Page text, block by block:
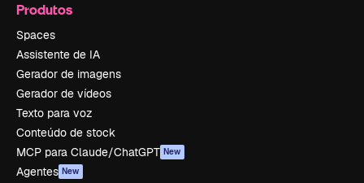
Produtos
Spaces
Assistente de IA
Gerador de imagens
Gerador de vídeos
Texto para voz
Conteúdo de stock
MCP para Claude/ChatGPT New
Agentes New